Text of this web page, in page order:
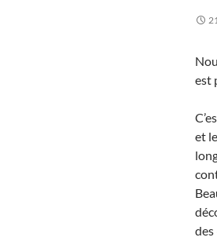
est
et
des